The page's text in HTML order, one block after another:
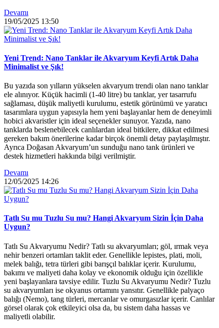
Devamı
19/05/2025 13:50
Yeni Trend: Nano Tanklar ile Akvaryum Keyfi Artık Daha
Minimalist ve Şık!
Bu yazıda son yılların yükselen akvaryum trendi olan nano tanklar
ele alınıyor. Küçük hacimli (1-40 litre) bu tanklar, yer tasarrufu
sağlaması, düşük maliyetli kurulumu, estetik görünümü ve yaratıcı
tasarımlara uygun yapısıyla hem yeni başlayanlar hem de deneyimli
hobici akvaristler için ideal seçenekler sunuyor. Yazıda, nano
tanklarda beslenebilecek canlılardan ideal bitkilere, dikkat edilmesi
gereken bakım önerilerine kadar birçok önemli detay paylaşılmıştır.
Ayrıca Doğasan Akvaryum’un sunduğu nano tank ürünleri ve
destek hizmetleri hakkında bilgi verilmiştir.
Devamı
12/05/2025 14:26
Tatlı Su mu Tuzlu Su mu? Hangi Akvaryum Sizin İçin Daha
Uygun?
Tatlı Su Akvaryumu Nedir? Tatlı su akvaryumları; göl, ırmak veya
nehir benzeri ortamları taklit eder. Genellikle lepistes, plati, moli,
melek balığı, tetra türleri gibi barışçıl balıklar içerir. Kurulumu,
bakımı ve maliyeti daha kolay ve ekonomik olduğu için özellikle
yeni başlayanlara tavsiye edilir. Tuzlu Su Akvaryumu Nedir? Tuzlu
su akvaryumları ise okyanus ortamını yansıtır. Genellikle palyaço
balığı (Nemo), tang türleri, mercanlar ve omurgasızlar içerir. Canlılar
görsel olarak çok etkileyici olsa da, bu sistem daha hassas ve
maliyetli olabilir.